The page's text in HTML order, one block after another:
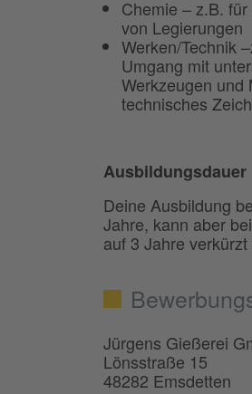
Chemie – z.B.
von Legierungen
Werken/Technik
Umgang mit
Werkzeugen und
technisches
Ausbildungsdauer
Deine Ausbildung
Jahre, kann aber
auf 3 Jahre
Jürgens Gießerei
Lönsstraße 15
48282 Emsdetten